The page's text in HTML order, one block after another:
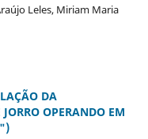
Leles, Miriam Maria
DA
OPERANDO EM